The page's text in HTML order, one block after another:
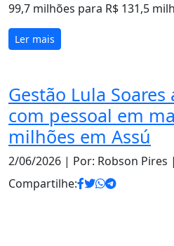
99,7 milhões para R$ 131,5
Ler mais
Gestão Lula
com pessoal em
milhões em Assú
2/06/2026 | Por: Robson Pires |
Compartilhe: